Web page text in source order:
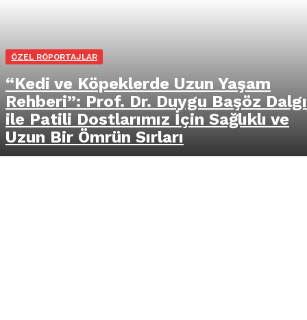
ÖZEL RÖPORTAJLAR
“Kedi ve Köpeklerde Uzun Yaşam
Rehberi”: Prof. Dr. Duygu Başöz
ile Patili Dostlarımız İçin Sağlıklı ve
Uzun Bir Ömrün Sırları